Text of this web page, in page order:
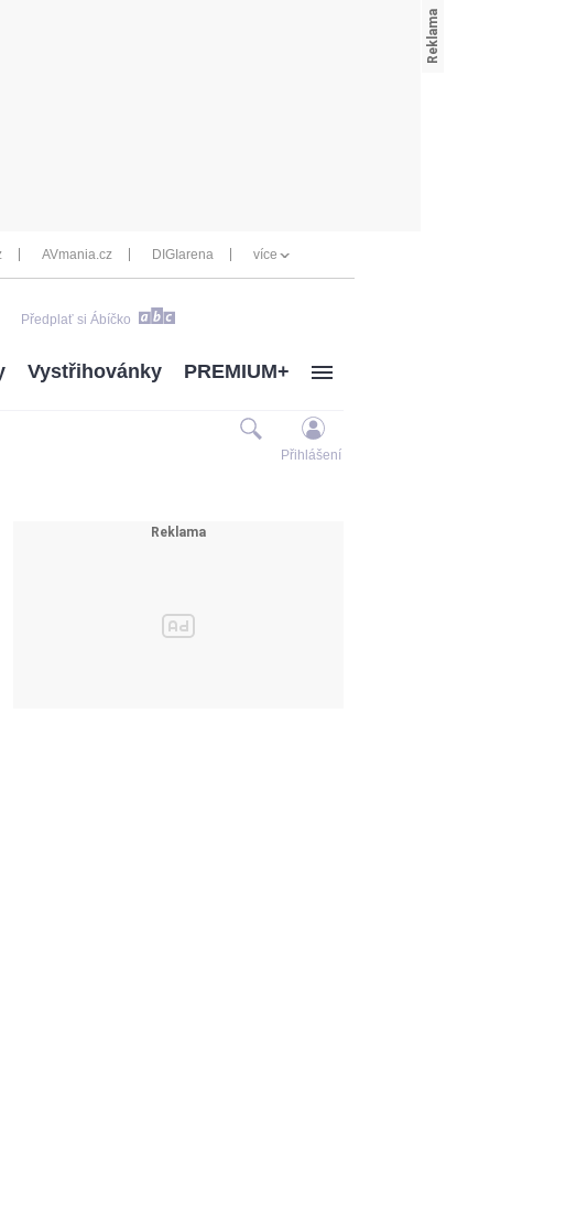
AVmania.cz DIGIarena více
Předplať si Ábíčko
Vystřihovánky PREMIUM+
Přihlášení